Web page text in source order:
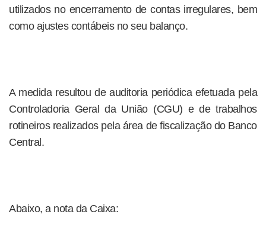
utilizados no encerramento de contas irregulares, bem
como ajustes contábeis no seu balanço.
A medida resultou de auditoria periódica efetuada pela
Controladoria Geral da União (CGU) e de trabalhos
rotineiros realizados pela área de fiscalização do Banco
Central.
Abaixo, a nota da Caixa: